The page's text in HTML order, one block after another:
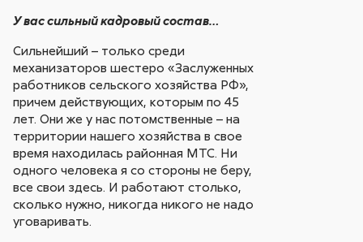
У вас сильный кадровый состав…
Сильнейший – только среди
механизаторов шестеро «Заслуженных
работников сельского хозяйства РФ»,
причем действующих, которым по 45
лет. Они же у нас потомственные – на
территории нашего хозяйства в свое
время находилась районная МТС. Ни
одного человека я со стороны не беру,
все свои здесь. И работают столько,
сколько нужно, никогда никого не надо
уговаривать.